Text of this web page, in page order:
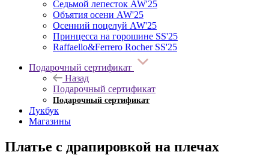
Седьмой лепесток AW'25
Объятия осени AW'25
Осенний поцелуй AW'25
Принцесса на горошине SS'25
Raffaello&Ferrero Rocher SS'25
Подарочный сертификат
Назад
Подарочный сертификат
Подарочный сертификат
Лукбук
Магазины
Платье с драпировкой на плечах